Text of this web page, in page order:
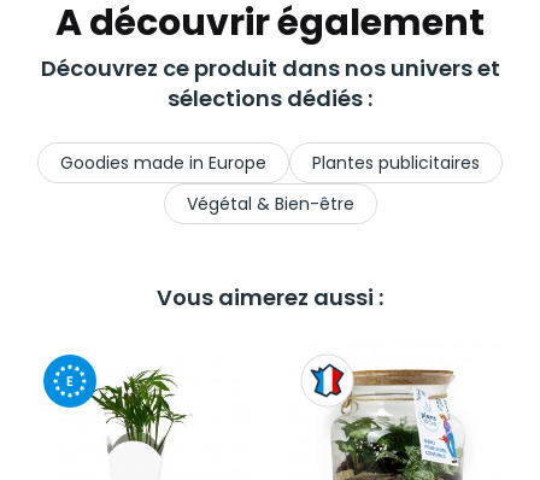
A découvrir également
Découvrez ce produit dans nos univers et
sélections dédiés :
Goodies made in Europe
Plantes publicitaires
Végétal & Bien-être
Vous aimerez aussi :